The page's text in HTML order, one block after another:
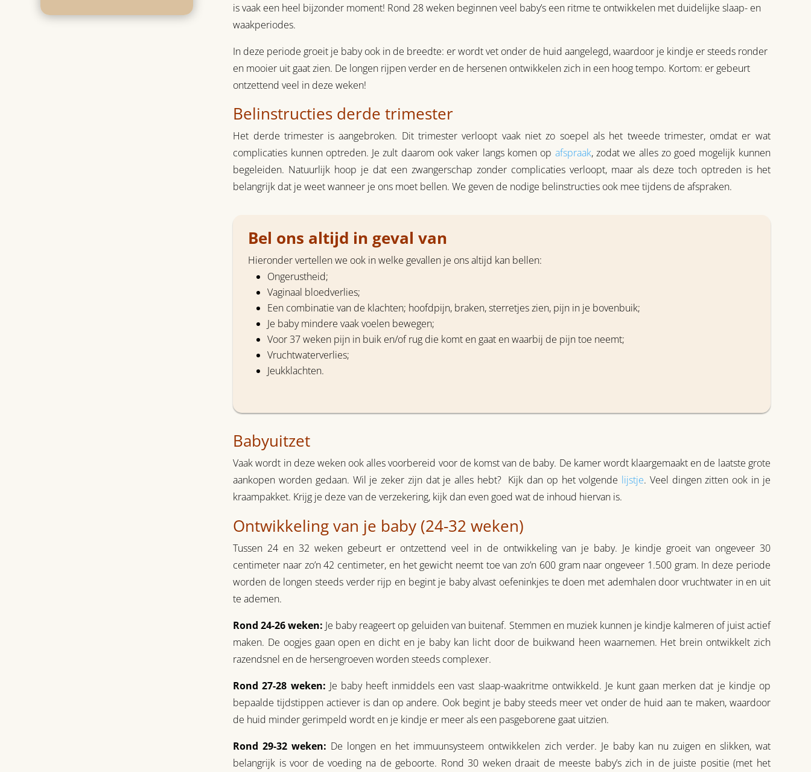
is vaak een heel bijzonder moment! Rond 28 weken beginnen veel baby’s een ritme te ontwikkelen met duidelijke slaap- en
waakperiodes.
In deze periode groeit je baby ook in de breedte: er wordt vet onder de huid aangelegd, waardoor je kindje er steeds ronder
en mooier uit gaat zien. De longen rijpen verder en de hersenen ontwikkelen zich in een hoog tempo. Kortom: er gebeurt
ontzettend veel in deze weken!
Belinstructies derde trimester
Het derde trimester is aangebroken. Dit trimester verloopt vaak niet zo soepel als het tweede trimester, omdat er wat
complicaties kunnen optreden. Je zult daarom ook vaker langs komen op afspraak, zodat we alles zo goed mogelijk kunnen
begeleiden. Natuurlijk hoop je dat een zwangerschap zonder complicaties verloopt, maar als deze toch optreden is het
belangrijk dat je weet wanneer je ons moet bellen. We geven de nodige belinstructies ook mee tijdens de afspraken.
Bel ons altijd in geval van
Hieronder vertellen we ook in welke gevallen je ons altijd kan bellen:
Ongerustheid;
Vaginaal bloedverlies;
Een combinatie van de klachten; hoofdpijn, braken, sterretjes zien, pijn in je bovenbuik;
Je baby mindere vaak voelen bewegen;
Voor 37 weken pijn in buik en/of rug die komt en gaat en waarbij de pijn toe neemt;
Vruchtwaterverlies;
Jeukklachten.
Babyuitzet
Vaak wordt in deze weken ook alles voorbereid voor de komst van de baby. De kamer wordt klaargemaakt en de laatste grote
aankopen worden gedaan. Wil je zeker zijn dat je alles hebt? Kijk dan op het volgende lijstje. Veel dingen zitten ook in je
kraampakket. Krijg je deze van de verzekering, kijk dan even goed wat de inhoud hiervan is.
Ontwikkeling van je baby (24-32 weken)
Tussen 24 en 32 weken gebeurt er ontzettend veel in de ontwikkeling van je baby. Je kindje groeit van ongeveer 30
centimeter naar zo’n 42 centimeter, en het gewicht neemt toe van zo’n 600 gram naar ongeveer 1.500 gram. In deze periode
worden de longen steeds verder rijp en begint je baby alvast oefeninkjes te doen met ademhalen door vruchtwater in en uit
te ademen.
Rond 24-26 weken: Je baby reageert op geluiden van buitenaf. Stemmen en muziek kunnen je kindje kalmeren of juist actief
maken. De oogjes gaan open en dicht en je baby kan licht door de buikwand heen waarnemen. Het brein ontwikkelt zich
razendsnel en de hersengroeven worden steeds complexer.
Rond 27-28 weken: Je baby heeft inmiddels een vast slaap-waakritme ontwikkeld. Je kunt gaan merken dat je kindje op
bepaalde tijdstippen actiever is dan op andere. Ook begint je baby steeds meer vet onder de huid aan te maken, waardoor
de huid minder gerimpeld wordt en je kindje er meer als een pasgeborene gaat uitzien.
Rond 29-32 weken: De longen en het immuunsysteem ontwikkelen zich verder. Je baby kan nu zuigen en slikken, wat
belangrijk is voor de voeding na de geboorte. Rond 30 weken draait de meeste baby’s zich in de juiste positie (met het